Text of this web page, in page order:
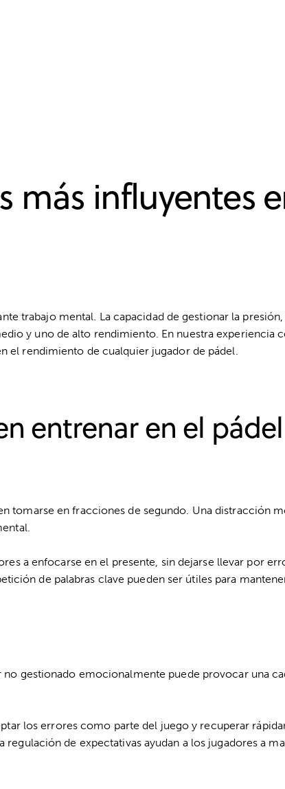
más influyentes
trabajo mental. La capacidad de gestionar la
y uno de alto rendimiento. En nuestra experiencia
el rendimiento de cualquier jugador de pádel.
entrenar en el pádel
tomarse en fracciones de segundo. Una distracción
a enfocarse en el presente, sin dejarse llevar por
de palabras clave pueden ser útiles para
no gestionado emocionalmente puede provocar una
los errores como parte del juego y recuperar
de expectativas ayudan a los jugadores a